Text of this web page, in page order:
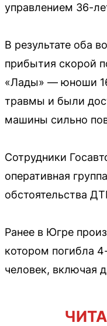
управлением 36-
В результате оба
прибытия скорой
«Лады» — юноши
травмы и были
машины сильно
Сотрудники
оперативная
обстоятельства
Ранее в Югре
котором погибла
человек, включая